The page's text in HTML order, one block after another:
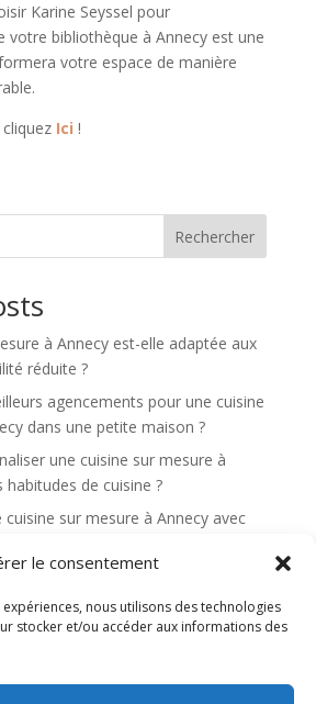
le consentement
nous utilisons des technologies
stocker et/ou accéder aux informations des
Karine Seyssel pour
votre bibliothèque à Annecy est une
votre espace de manière
cliquez Ici !
Rechercher
à Annecy est-elle adaptée aux
réduite ?
agencements pour une cuisine
dans une petite maison ?
une cuisine sur mesure à
de cuisine ?
sur mesure à Annecy avec
une cuisine sur mesure à
au quotidien ?